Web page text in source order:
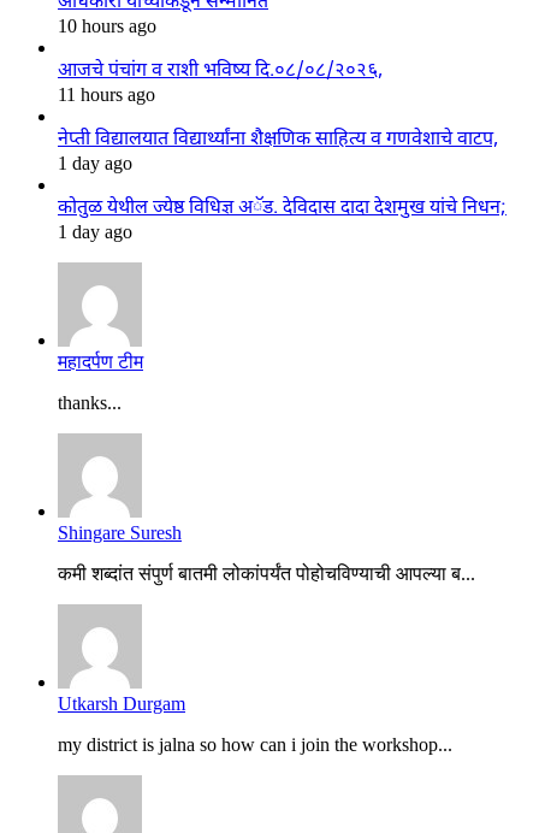
10 hours ago
आजचे पंचांग व राशी भविष्य दि.०८/०८/२०२६,
11 hours ago
नेप्ती विद्यालयात विद्यार्थ्यांना शैक्षणिक साहित्य व गणवेशाचे वाटप,
1 day ago
कोतुळ येथील ज्येष्ठ विधिज्ञ अॅड. देविदास दादा देशमुख यांचे निधन;
1 day ago
महादर्पण टीम
thanks...
Shingare Suresh
कमी शब्दांत संपुर्ण बातमी लोकांपर्यंत पोहोचविण्याची आपल्या ब...
Utkarsh Durgam
my district is jalna so how can i join the workshop...